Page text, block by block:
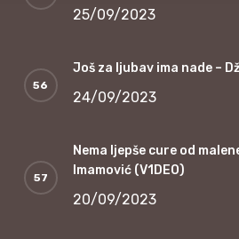
25/09/2023
Još za ljubav ima nade –
24/09/2023
Nema ljepše cure od
Imamović (V1DEO)
20/09/2023